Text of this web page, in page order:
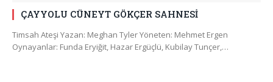
ÇAYYOLU CÜNEYT GÖKÇER SAHNESİ
Timsah Ateşi Yazan: Meghan Tyler Yöneten: Mehmet Ergen
Oynayanlar: Funda Eryiğit, Hazar Ergüçlü, Kubilay Tunçer,…